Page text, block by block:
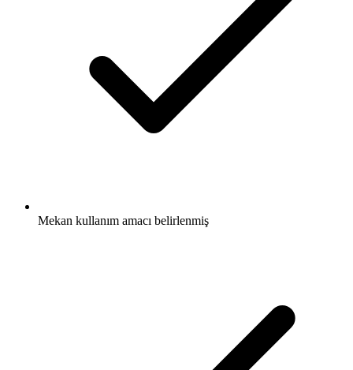
Mekan kullanım amacı belirlenmiş